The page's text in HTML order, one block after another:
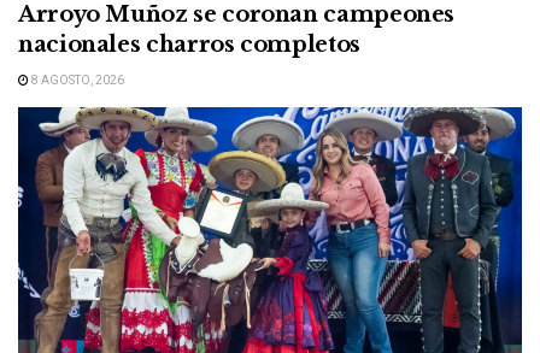
Arroyo Muñoz se coronan campeones
nacionales charros completos
8 AGOSTO, 2026